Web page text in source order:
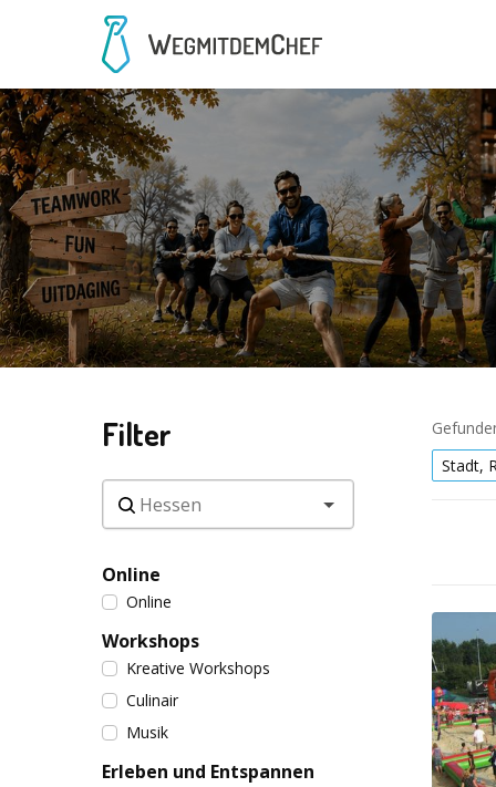
Filter
Online
Online
Workshops
Kreative Workshops
Culinair
Musik
Erleben und Entspannen
Stadt,